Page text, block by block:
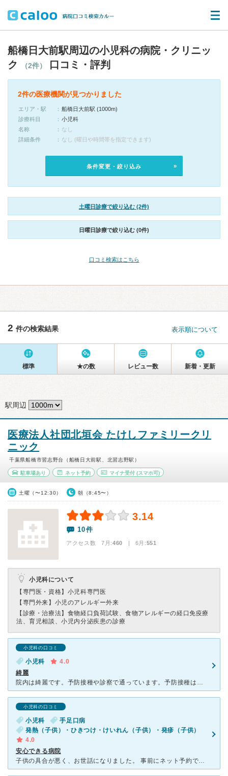
船橋日大前駅周辺の小児科の病院・クリニッ
ク
（2件） 口コミ・評判
2件の医療機関が見つかりました
エリア・駅
船橋日大前駅 (1000m)
診療科目
小児科
名称
なし
詳細条件
なし (曜日や時間帯を指定できます)
条件変更・絞り込み
土曜日診療で絞り込む (2件)
日曜日診療で絞り込む (0件)
口コミ検索はこちら
2 件の検索結果 表示順について
標準 ★の数 レビュー数 新着・更新
駅周辺
医療法人社団北垣会 たけしファミリークリ
ニック
千葉県船橋市習志野台（船橋日大前駅、北習志野駅）
駐車場あり ネット予約 マイナ受付 (スマホ可)
土曜（〜12:30） 朝（8:45〜）
3.14
10件
アクセス数 7月:460 | 6月:551
小児科について
【専門医・資格】 小児科専門医
【専門外来】 小児のアレルギー外来
【診療・治療法】 食物経口負荷試験、食物アレルギーの経口免疫療
法、育児相談、小児内分泌疾患の診療
小児科の口コミ
小児科
4.0
綺麗
院内は綺麗です。予防接種や診察で通っています。予防接種は子供の専用の時間があり、他の患者さん達はいないので、感染リスクが減りありがたいです。診察はネット予約が朝6時〜開始するので早起きをしないと朝一番
小児科の口コミ
小児科
手足口病
発熱（子供）・ひきつけ・けいれん（子供）・発疹（子供）
4.0
安心できる病院
子供の具合が悪く、お世話になりました。 事前にネット予約できるので、子供を長く院内で待たせずにすみ便利です。先生は八千代医療女子医大の救急患者なども診られて経験が豊富な様で、子供の病状や不安に思う